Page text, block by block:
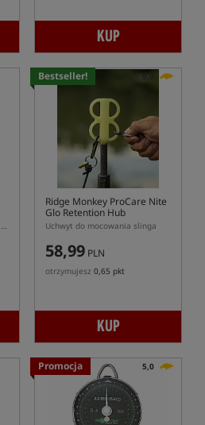
KUP
Worek karpiowy XL do ważenia i przechowywania ryb Trakker Sanctuary Welded
Bestseller! 5,0
Ridge Monkey ProCare Nite
Glo Retention Hub
Uchwyt do mocowania slinga
58,99 PLN
otrzymujesz 0,65 pkt
KUP
Promocja 5,0